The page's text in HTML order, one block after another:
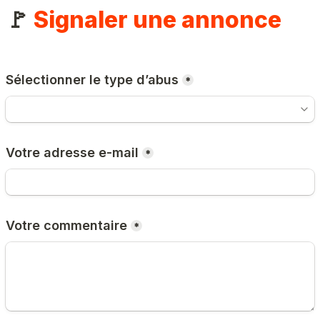
🚩 Signaler une annonce
Sélectionner le type d’abus *
Votre adresse e-mail *
Votre commentaire *